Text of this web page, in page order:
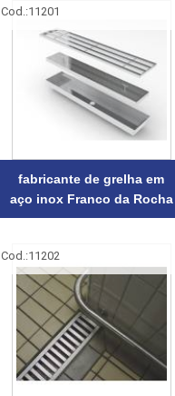
Cod.:11201
fabricante de grelha em
aço inox Franco da Rocha
Cod.:11202